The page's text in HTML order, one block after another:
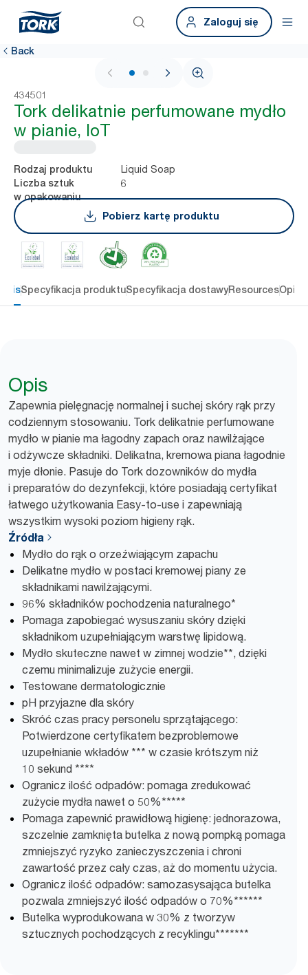
Zaloguj się
Back
1 / 2
434501
Tork delikatnie perfumowane mydło
w pianie, IoT
Rodzaj produktu Liquid Soap
Liczba sztuk
w opakowaniu
6
Pobierz kartę produktu
Specyfikacja produktuSpecyfikacja dostawyResources
Opis
Zapewnia pielęgnację normalnej i suchej skóry rąk przy
codziennym stosowaniu. Tork delikatnie perfumowane
mydło w pianie ma łagodny zapach oraz nawilżające
i odżywcze składniki. Delikatna, kremowa piana łagodnie
myje dłonie. Pasuje do Tork dozowników do mydła
i preparatów do dezynfekcji, które posiadają certyfikat
łatwego użytkowania Easy-to-use i zapewniają
wszystkim wysoki poziom higieny rąk.
Źródła
Mydło do rąk o orzeźwiającym zapachu
Delikatne mydło w postaci kremowej piany ze
składnikami nawilżającymi.
96% składników pochodzenia naturalnego*
Pomaga zapobiegać wysuszaniu skóry dzięki
składnikom uzupełniającym warstwę lipidową.
Mydło skuteczne nawet w zimnej wodzie**, dzięki
czemu minimalizuje zużycie energii.
Testowane dermatologicznie
pH przyjazne dla skóry
Skróć czas pracy personelu sprzątającego:
Potwierdzone certyfikatem bezproblemowe
uzupełnianie wkładów *** w czasie krótszym niż
10 sekund ****
Ogranicz ilość odpadów: pomaga zredukować
zużycie mydła nawet o 50%*****
Pomaga zapewnić prawidłową higienę: jednorazowa,
szczelnie zamknięta butelka z nową pompką pomaga
zmniejszyć ryzyko zanieczyszczenia i chroni
zawartość przez cały czas, aż do momentu użycia.
Ogranicz ilość odpadów: samozasysająca butelka
pozwala zmniejszyć ilość odpadów o 70%******
Butelka wyprodukowana w 30% z tworzyw
sztucznych pochodzących z recyklingu*******